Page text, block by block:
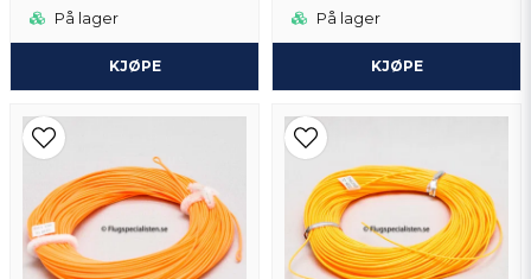
På lager
KJØPE
På lager
KJØPE